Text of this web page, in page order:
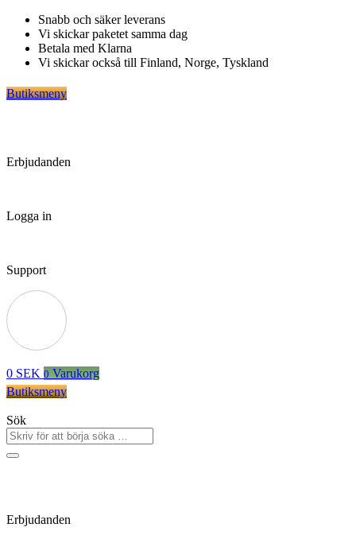
Hoppa
innehåll
Snabb och säker leverans
Vi skickar paketet samma dag
Betala med Klarna
Vi skickar också till Finland, Norge, Tyskland
Butiksmeny
Erbjudanden
Logga in
Support
0 SEK 0 Varukorg
Butiksmeny
Sök
Erbjudanden